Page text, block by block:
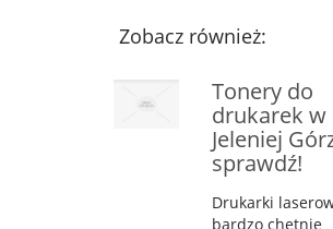
Zobacz również:
Tonery do
drukarek w
Jeleniej
sprawdź!
Drukarki
bardzo chętnie